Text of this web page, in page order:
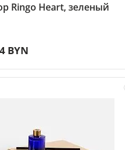
Ringo Heart, зеленый
BYN